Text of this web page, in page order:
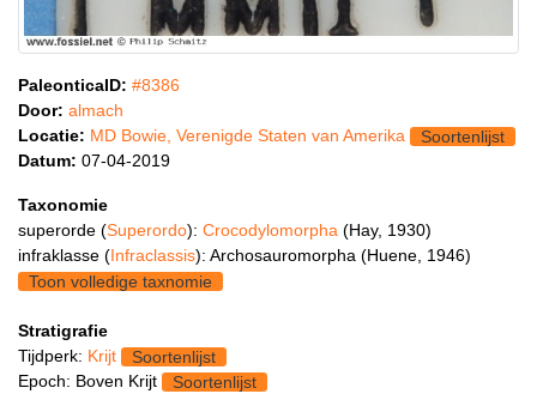
PaleonticaID: #8386
Door: almach
Locatie: MD Bowie, Verenigde Staten van Amerika
Soortenlijst
Datum: 07-04-2019
Taxonomie
superorde (Superordo): Crocodylomorpha (Hay, 1930)
infraklasse (Infraclassis): Archosauromorpha (Huene, 1946)
Toon volledige taxnomie
Stratigrafie
Tijdperk: Krijt
Soortenlijst
Epoch: Boven Krijt
Soortenlijst